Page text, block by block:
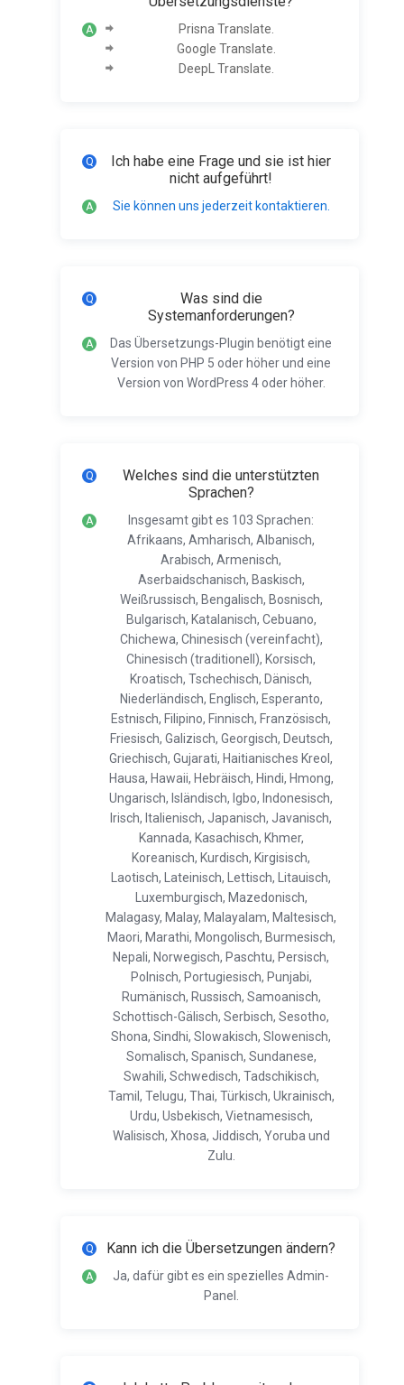
Prisna Translate.
Google Translate.
DeepL Translate.
Ich habe eine Frage und sie ist hier
nicht aufgeführt!
Sie können uns jederzeit kontaktieren.
Was sind die
Systemanforderungen?
Das Übersetzungs-Plugin benötigt eine
Version von PHP 5 oder höher und eine
Version von WordPress 4 oder höher.
Welches sind die unterstützten
Sprachen?
Insgesamt gibt es 103 Sprachen:
Afrikaans, Amharisch, Albanisch,
Arabisch, Armenisch,
Aserbaidschanisch, Baskisch,
Weißrussisch, Bengalisch, Bosnisch,
Bulgarisch, Katalanisch, Cebuano,
Chichewa, Chinesisch (vereinfacht),
Chinesisch (traditionell), Korsisch,
Kroatisch, Tschechisch, Dänisch,
Niederländisch, Englisch, Esperanto,
Estnisch, Filipino, Finnisch, Französisch,
Friesisch, Galizisch, Georgisch, Deutsch,
Griechisch, Gujarati, Haitianisches Kreol,
Hausa, Hawaii, Hebräisch, Hindi, Hmong,
Ungarisch, Isländisch, Igbo, Indonesisch,
Irisch, Italienisch, Japanisch, Javanisch,
Kannada, Kasachisch, Khmer,
Koreanisch, Kurdisch, Kirgisisch,
Laotisch, Lateinisch, Lettisch, Litauisch,
Luxemburgisch, Mazedonisch,
Malagasy, Malay, Malayalam, Maltesisch,
Maori, Marathi, Mongolisch, Burmesisch,
Nepali, Norwegisch, Paschtu, Persisch,
Polnisch, Portugiesisch, Punjabi,
Rumänisch, Russisch, Samoanisch,
Schottisch-Gälisch, Serbisch, Sesotho,
Shona, Sindhi, Slowakisch, Slowenisch,
Somalisch, Spanisch, Sundanese,
Swahili, Schwedisch, Tadschikisch,
Tamil, Telugu, Thai, Türkisch, Ukrainisch,
Urdu, Usbekisch, Vietnamesisch,
Walisisch, Xhosa, Jiddisch, Yoruba und
Zulu.
Kann ich die Übersetzungen ändern?
Ja, dafür gibt es ein spezielles Admin-
Panel.